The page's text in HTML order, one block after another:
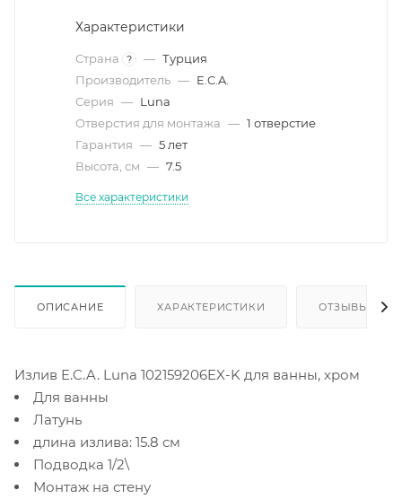
Характеристики
Страна ? — Турция
Производитель — E.C.A.
Серия — Luna
Отверстия для монтажа — 1 отверстие
Гарантия — 5 лет
Высота, см — 7.5
Все характеристики
ОПИСАНИЕ ХАРАКТЕРИСТИКИ ОТЗЫВЫ
Излив E.C.A. Luna 102159206EX-K для ванны, хром
Для ванны
Латунь
длина излива: 15.8 см
Подводка 1/2\
Монтаж на стену